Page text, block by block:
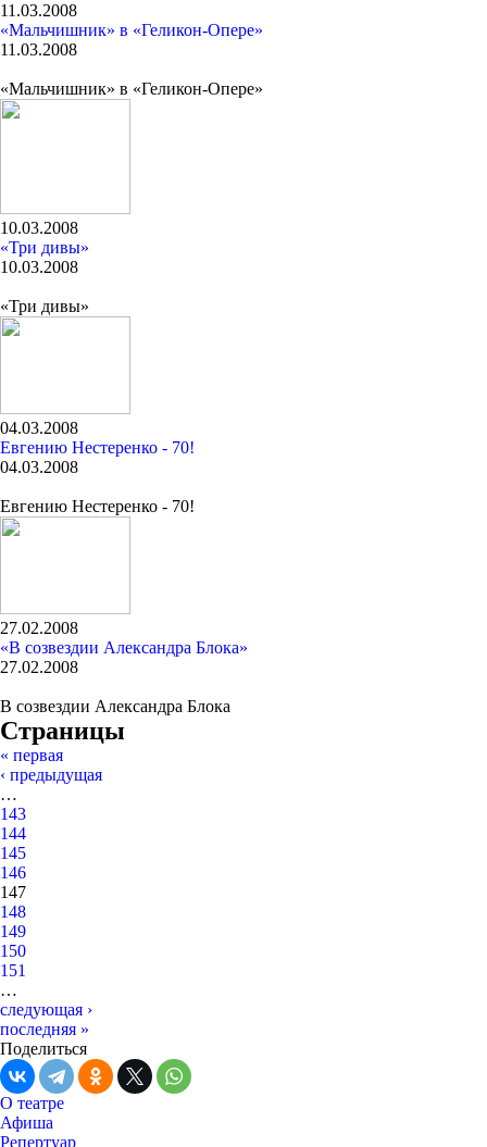
11.03.2008
«Мальчишник» в «Геликон-Опере»
11.03.2008
«Мальчишник» в «Геликон-Опере»
10.03.2008
«Три дивы»
10.03.2008
«Три дивы»
04.03.2008
Евгению Нестеренко - 70!
04.03.2008
Евгению Нестеренко - 70!
27.02.2008
«В созвездии Александра Блока»
27.02.2008
В созвездии Александра Блока
Страницы
« первая
‹ предыдущая
…
143
144
145
146
147
148
149
150
151
…
следующая ›
последняя »
Поделиться
О театре
Афиша
Репертуар